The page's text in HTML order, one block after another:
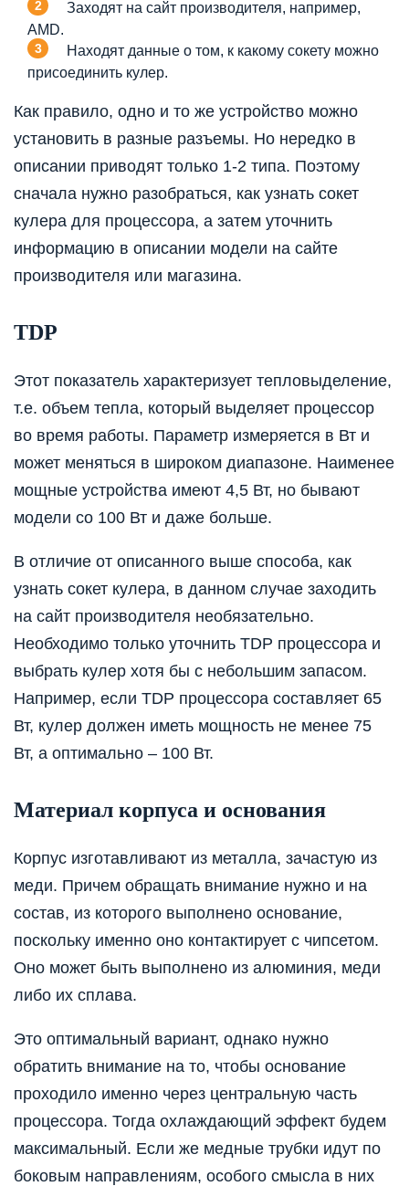
Заходят на сайт производителя, например,
AMD.
Находят данные о том, к какому сокету можно
присоединить кулер.
Как правило, одно и то же устройство можно
установить в разные разъемы. Но нередко в
описании приводят только 1-2 типа. Поэтому
сначала нужно разобраться, как узнать сокет
кулера для процессора, а затем уточнить
информацию в описании модели на сайте
производителя или магазина.
TDP
Этот показатель характеризует тепловыделение,
т.е. объем тепла, который выделяет процессор
во время работы. Параметр измеряется в Вт и
может меняться в широком диапазоне. Наименее
мощные устройства имеют 4,5 Вт, но бывают
модели со 100 Вт и даже больше.
В отличие от описанного выше способа, как
узнать сокет кулера, в данном случае заходить
на сайт производителя необязательно.
Необходимо только уточнить TDP процессора и
выбрать кулер хотя бы с небольшим запасом.
Например, если TDP процессора составляет 65
Вт, кулер должен иметь мощность не менее 75
Вт, а оптимально – 100 Вт.
Материал корпуса и основания
Корпус изготавливают из металла, зачастую из
меди. Причем обращать внимание нужно и на
состав, из которого выполнено основание,
поскольку именно оно контактирует с чипсетом.
Оно может быть выполнено из алюминия, меди
либо их сплава.
Это оптимальный вариант, однако нужно
обратить внимание на то, чтобы основание
проходило именно через центральную часть
процессора. Тогда охлаждающий эффект будем
максимальный. Если же медные трубки идут по
боковым направлениям, особого смысла в них